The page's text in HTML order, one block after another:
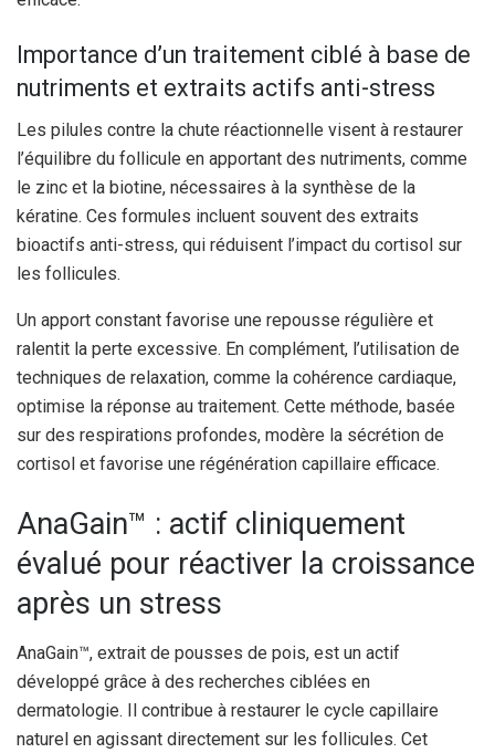
Importance d’un traitement ciblé à base de
nutriments et extraits actifs anti-stress
Les pilules contre la chute réactionnelle visent à restaurer
l’équilibre du follicule en apportant des nutriments, comme
le zinc et la biotine, nécessaires à la synthèse de la
kératine. Ces formules incluent souvent des extraits
bioactifs anti-stress, qui réduisent l’impact du cortisol sur
les follicules.
Un apport constant favorise une repousse régulière et
ralentit la perte excessive. En complément, l’utilisation de
techniques de relaxation, comme la cohérence cardiaque,
optimise la réponse au traitement. Cette méthode, basée
sur des respirations profondes, modère la sécrétion de
cortisol et favorise une régénération capillaire efficace.
AnaGain™ : actif cliniquement
évalué pour réactiver la croissance
après un stress
AnaGain™, extrait de pousses de pois, est un actif
développé grâce à des recherches ciblées en
dermatologie. Il contribue à restaurer le cycle capillaire
naturel en agissant directement sur les follicules. Cet